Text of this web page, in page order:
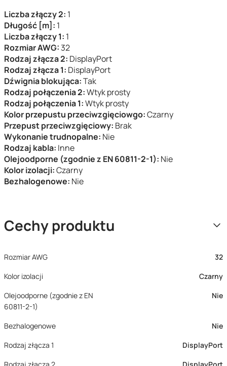
Liczba złączy 2: 1
Długość [m]: 1
Liczba złączy 1: 1
Rozmiar AWG: 32
Rodzaj złącza 2: DisplayPort
Rodzaj złącza 1: DisplayPort
Dźwignia blokująca:Tak
Rodzaj połączenia 2:Wtyk prosty
Rodzaj połączenia 1:Wtyk prosty
Kolor przepustu przeciwzgięciowgo:Czarny
Przepust przeciwzgięciowy: Brak
Wykonanie trudnopalne: Nie
Rodzaj kabla: Inne
Olejoodporne (zgodnie z EN 60811-2-1): Nie
Kolor izolacji:Czarny
Bezhalogenowe: Nie
Cechy produktu
Rozmiar AWG
32
Kolor izolacji
Czarny
Olejoodporne (zgodnie z EN
60811-2-1)
Nie
Bezhalogenowe
Nie
Rodzaj złącza 1
DisplayPort